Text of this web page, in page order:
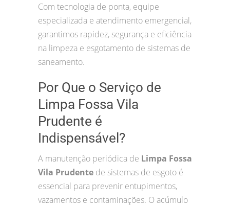
Com tecnologia de ponta, equipe
especializada e atendimento emergencial,
garantimos rapidez, segurança e eficiência
na limpeza e esgotamento de sistemas de
saneamento.
Por Que o Serviço de
Limpa Fossa Vila
Prudente é
Indispensável?
A manutenção periódica de Limpa Fossa
Vila Prudente de sistemas de esgoto é
essencial para prevenir entupimentos,
vazamentos e contaminações. O acúmulo